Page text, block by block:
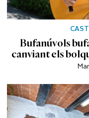
Bufanúvols
canviant els